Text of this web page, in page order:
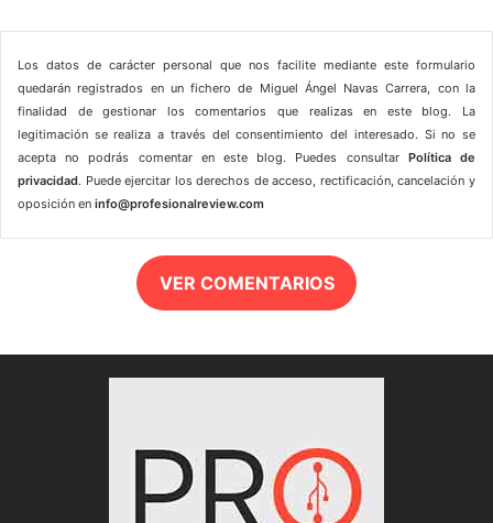
Los datos de carácter personal que nos facilite mediante este formulario
quedarán registrados en un fichero de Miguel Ángel Navas Carrera, con la
finalidad de gestionar los comentarios que realizas en este blog. La
legitimación se realiza a través del consentimiento del interesado. Si no se
acepta no podrás comentar en este blog. Puedes consultar Política de
privacidad. Puede ejercitar los derechos de acceso, rectificación, cancelación y
oposición en info@profesionalreview.com
VER COMENTARIOS